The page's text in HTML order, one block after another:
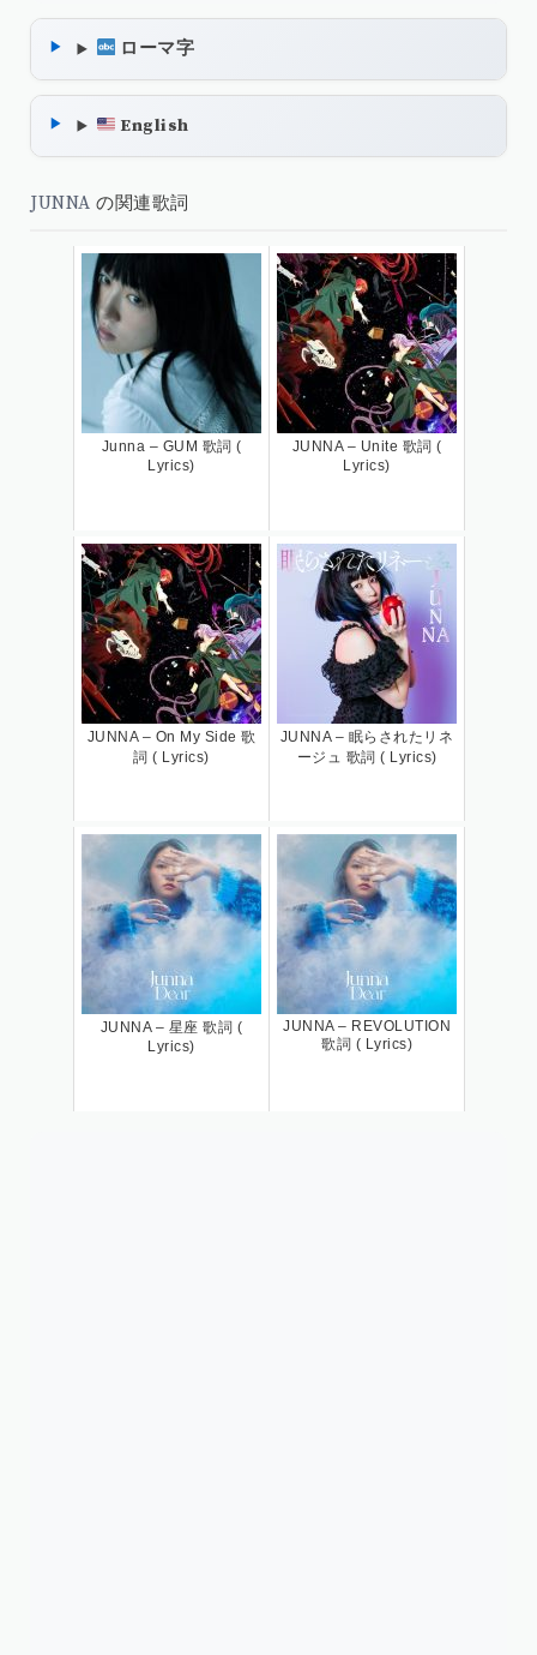
ローマ字
English
JUNNA の関連歌詞
Junna – GUM 歌詞 (
Lyrics)
JUNNA – Unite 歌詞 (
Lyrics)
JUNNA – On My Side 歌
詞 ( Lyrics)
JUNNA – 眠らされたリネ
ージュ 歌詞 ( Lyrics)
JUNNA – 星座 歌詞 (
Lyrics)
JUNNA – REVOLUTION
歌詞 ( Lyrics)